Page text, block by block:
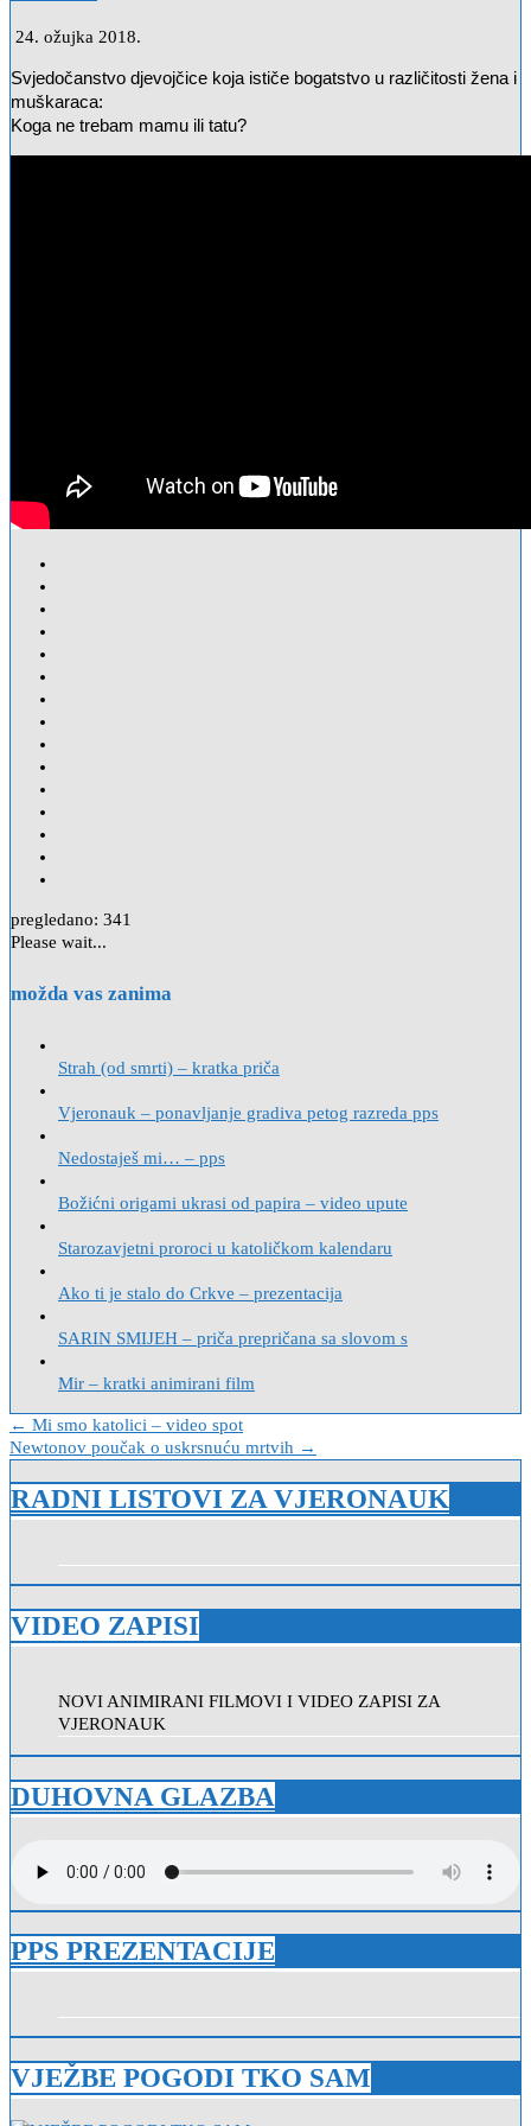
24. ožujka 2018.
Svjedočanstvo djevojčice koja ističe bogatstvo u različitosti žena i
muškaraca:
Koga ne trebam mamu ili tatu?
pregledano: 341
Please wait...
možda vas zanima
Strah (od smrti) – kratka priča
Vjeronauk – ponavljanje gradiva petog razreda pps
Nedostaješ mi… – pps
Božićni origami ukrasi od papira – video upute
Starozavjetni proroci u katoličkom kalendaru
Ako ti je stalo do Crkve – prezentacija
SARIN SMIJEH – priča prepričana sa slovom s
Mir – kratki animirani film
Navigacija
objava
← Mi smo katolici – video spot
Newtonov poučak o uskrsnuću mrtvih →
RADNI LISTOVI ZA VJERONAUK
VIDEO ZAPISI
NOVI ANIMIRANI FILMOVI I VIDEO ZAPISI ZA
VJERONAUK
DUHOVNA GLAZBA
PPS PREZENTACIJE
VJEŽBE POGODI TKO SAM